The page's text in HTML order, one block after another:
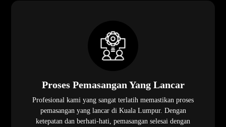
Proses Pemasangan Yang Lancar
Profesional kami yang sangat terlatih memastikan proses
pemasangan yang lancar di Kuala Lumpur. Dengan
ketepatan dan berhati-hati, pemasangan selesai dengan